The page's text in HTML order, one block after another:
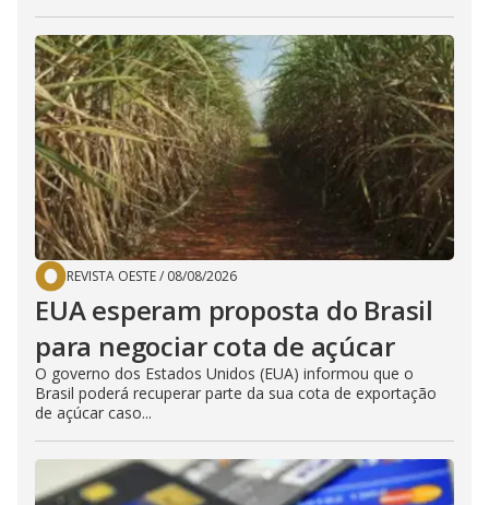
REVISTA OESTE/ 08/08/2026
EUA esperam proposta do Brasil
para negociar cota de açúcar
O governo dos Estados Unidos (EUA) informou que o
Brasil poderá recuperar parte da sua cota de exportação
de açúcar caso...